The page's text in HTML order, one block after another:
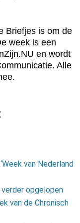
Briefjes is om de
week is een
en wordt
Alle
van Nederland
opgelopen
van de Chronisch